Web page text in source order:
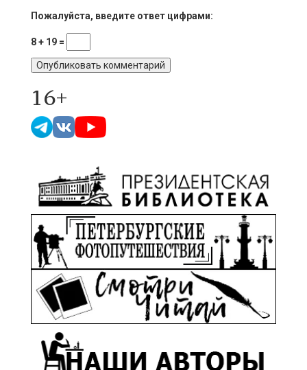
Пожалуйста, введите ответ цифрами:
8 + 19 =
16+